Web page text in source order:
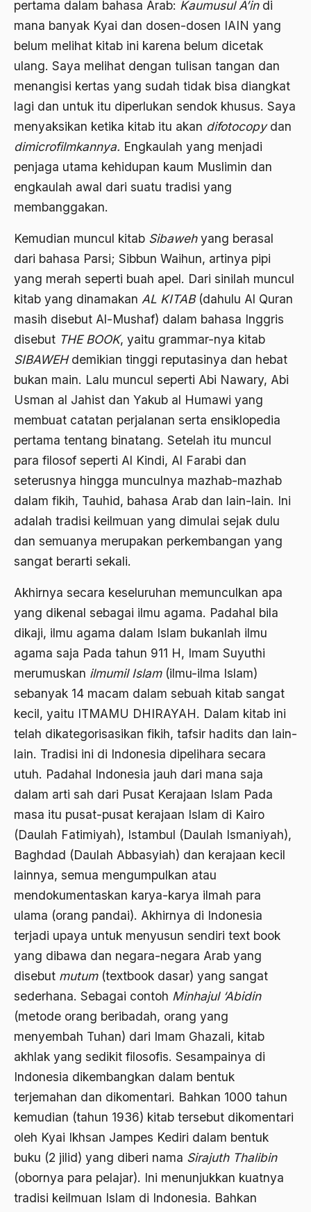
pertama dalam bahasa Arab: Kaumusul A’indi
mana banyak Kyai dan dosen-dosen IAIN yang
belum melihat kitab ini karena belum dicetak
ulang. Saya melihat dengan tulisan tangan dan
menangisi kertas yang sudah tidak bisa diangkat
lagi dan untuk itu diperlukan sendok khusus. Saya
menyaksikan ketika kitab itu akan difotocopydan
dimicrofilmkannya. Engkaulah yang menjadi
penjaga utama kehidupan kaum Muslimin dan
engkaulah awal dari suatu tradisi yang
membanggakan.
Kemudian muncul kitab Sibawehyang berasal
dari bahasa Parsi; Sibbun Waihun, artinya pipi
yang merah seperti buah apel. Dari sinilah muncul
kitab yang dinamakan AL KITAB(dahulu Al Quran
masih disebut Al-Mushaf) dalam bahasa Inggris
disebut THE BOOK, yaitu grammar-nya kitab
SIBAWEHdemikian tinggi reputasinya dan hebat
bukan main. Lalu muncul seperti Abi Nawary, Abi
Usman al Jahist dan Yakub al Humawi yang
membuat catatan perjalanan serta ensiklopedia
pertama tentang binatang. Setelah itu muncul
para filosof seperti Al Kindi, Al Farabi dan
seterusnya hingga munculnya mazhab-mazhab
dalam fikih, Tauhid, bahasa Arab dan lain-lain. Ini
adalah tradisi keilmuan yang dimulai sejak dulu
dan semuanya merupakan perkembangan yang
sangat berarti sekali.
Akhirnya secara keseluruhan memunculkan apa
yang dikenal sebagai ilmu agama. Padahal bila
dikaji, ilmu agama dalam Islam bukanlah ilmu
agama saja Pada tahun 911 H, Imam Suyuthi
merumuskan ilmumil Islam(ilmu-ilma Islam)
sebanyak 14 macam dalam sebuah kitab sangat
kecil, yaitu ITMAMU DHIRAYAH. Dalam kitab ini
telah dikategorisasikan fikih, tafsir hadits dan lain-
lain. Tradisi ini di Indonesia dipelihara secara
utuh. Padahal Indonesia jauh dari mana saja
dalam arti sah dari Pusat Kerajaan Islam Pada
masa itu pusat-pusat kerajaan Islam di Kairo
(Daulah Fatimiyah), Istambul (Daulah Ismaniyah),
Baghdad (Daulah Abbasyiah) dan kerajaan kecil
lainnya, semua mengumpulkan atau
mendokumentaskan karya-karya ilmah para
ulama (orang pandai). Akhirnya di Indonesia
terjadi upaya untuk menyusun sendiri text book
yang dibawa dan negara-negara Arab yang
disebut mutum(textbook dasar) yang sangat
sederhana. Sebagai contoh Minhajul ‘Abidin
(metode orang beribadah, orang yang
menyembah Tuhan) dari Imam Ghazali, kitab
akhlak yang sedikit filosofis. Sesampainya di
Indonesia dikembangkan dalam bentuk
terjemahan dan dikomentari. Bahkan 1000 tahun
kemudian (tahun 1936) kitab tersebut dikomentari
oleh Kyai Ikhsan Jampes Kediri dalam bentuk
buku (2 jilid) yang diberi nama Sirajuth Thalibin
(obornya para pelajar). Ini menunjukkan kuatnya
tradisi keilmuan Islam di Indonesia. Bahkan
Belgia
Ben Anderson
Benazir Bhutto
bencana alam
benny moerdani
Benturan Antar Budaya
Beragama Secara Inklusif
Berdzikir
bersabar
Betawi
BHairawa
Bhairawan
Bharatiya Janatha Party
Bhineka Tunggal Ika
biaya
Bid'ah Phoby
Bidang Budaya dan Sastra
Bidang Kebudayaan
Bidang Niaga
Bidang Produksi
Bidang Sejarah
Bill Clinton
Bio-mass
Biografi
Biografi Kiai Bisri Syansuri
birokrasi
Birokrasi Agama
Birokrasi Pemerintah
Birokrasi Politik
Birokrasi Sosialis
Birokrat
Birokrat Islam
Birokratis
Bis Kota
bis PPD
bisri syansuri
BJ. Habibie
BLBI
Blitzkrieg
Bobot Sangkaan
Bom